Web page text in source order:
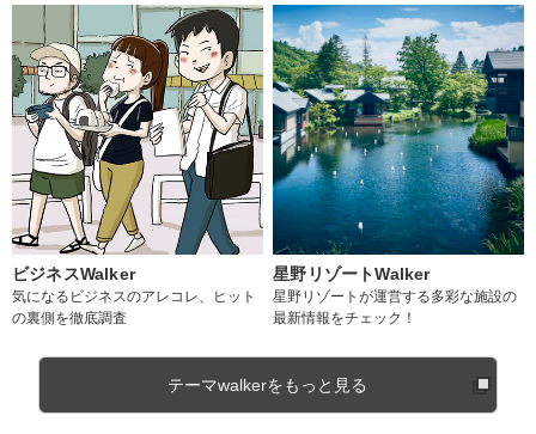
ビジネスWalker
気になるビジネスのアレコレ、ヒット
の裏側を徹底調査
星野リゾートWalker
星野リゾートが運営する多彩な施設の
最新情報をチェック！
テーマwalkerをもっと見る